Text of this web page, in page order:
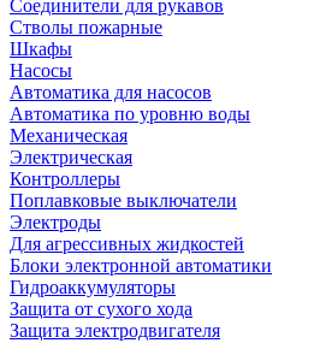
Соединители для рукавов
Стволы пожарные
Шкафы
Насосы
Автоматика для насосов
Автоматика по уровню воды
Механическая
Электрическая
Контроллеры
Поплавковые выключатели
Электроды
Для агрессивных жидкостей
Блоки электронной автоматики
Гидроаккумуляторы
Защита от сухого хода
Защита электродвигателя